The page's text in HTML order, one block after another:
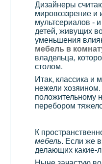
Дизайнеры
мировоззрение и
мультсериалов -
детей, живущих
уменьшения
мебель в
владельца,
столом.
Итак, классика и
нежели
положительному
перебором
К
мебель. Если же
делающих какие-